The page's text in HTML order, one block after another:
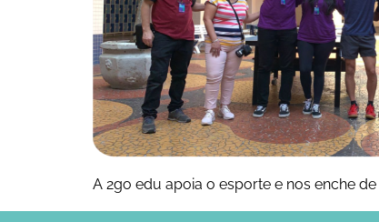
A 2go edu apoia o esporte e nos enche de